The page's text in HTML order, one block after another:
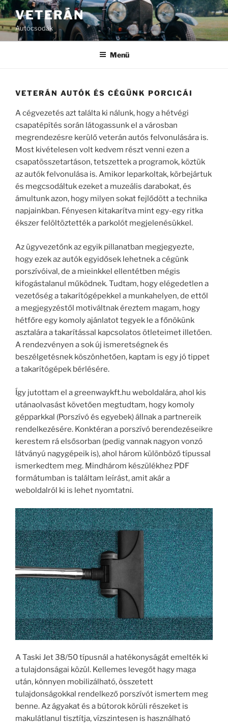
Tartalomhoz
VETERÁN
Autócsodák
Menü
VETERÁN AUTÓK ÉS CÉGÜNK PORCICÁI
A cégvezetés azt találta ki nálunk, hogy a hétvégi
csapatépítés során látogassunk el a városban
megrendezésre kerülő veterán autós felvonulására is.
Most kivételesen volt kedvem részt venni ezen a
csapatösszetartáson, tetszettek a programok, köztük
az autók felvonulása is. Amikor leparkoltak, körbejártuk
és megcsodáltuk ezeket a muzeális darabokat, és
ámultunk azon, hogy milyen sokat fejlődött a technika
napjainkban. Fényesen kitakarítva mint egy-egy ritka
ékszer felöltöztették a parkolót megjelenésükkel.
Az ügyvezetőnk az egyik pillanatban megjegyezte,
hogy ezek az autók egyidősek lehetnek a cégünk
porszívóival, de a mieinkkel ellentétben mégis
kifogástalanul működnek. Tudtam, hogy elégedetlen a
vezetőség a takarítógépekkel a munkahelyen, de ettől
a megjegyzéstől motiváltnak éreztem magam, hogy
hétfőre egy komoly ajánlatot tegyek le a főnökünk
asztalára a takarítással kapcsolatos ötleteimet illetően.
A rendezvényen a sok új ismeretségnek és
beszélgetésnek köszönhetően, kaptam is egy jó tippet
a takarítógépek bérlésére.
Így jutottam el a greenwaykft.hu weboldalára, ahol kis
utánaolvasást követően megtudtam, hogy komoly
gépparkkal (Porszívó és egyebek) állnak a partnereik
rendelkezésére. Konktéran a porszívó berendezéseikre
kerestem rá elsősorban (pedig vannak nagyon vonzó
látványú nagygépeik is), ahol három különböző típussal
ismerkedtem meg. Mindhárom készülékhez PDF
formátumban is találtam leírást, amit akár a
weboldalról ki is lehet nyomtatni.
A Taski Jet 38/50 típusnál a hatékonyságát emelték ki
a tulajdonságai közül. Kellemes levegőt hagy maga
után, könnyen mobilizálható, összetett
tulajdonságokkal rendelkező porszívót ismertem meg
benne. Az ágyakat és a bútorok körüli részeket is
makulátlanul tisztítja, vízszintesen is használható